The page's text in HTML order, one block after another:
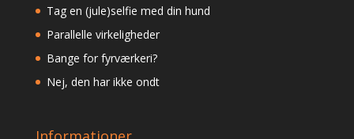
Tag en (jule)selfie med din hund
Parallelle virkeligheder
Bange for fyrværkeri?
Nej, den har ikke ondt